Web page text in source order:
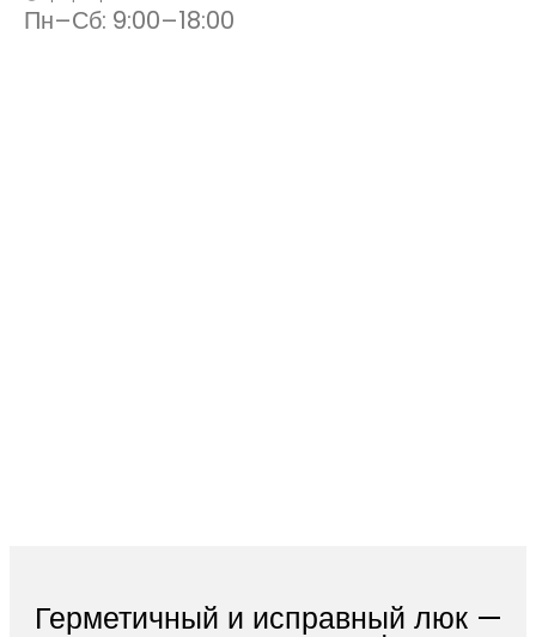
Пн–Сб: 9:00–18:00
Герметичный и исправный люк —